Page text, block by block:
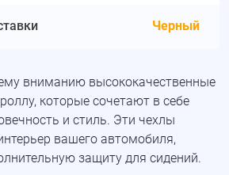
Черный
вниманию высококачественные
которые сочетают в себе
и стиль. Эти чехлы
вашего автомобиля,
защиту для сидений.